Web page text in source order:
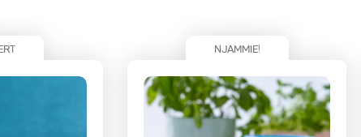
NJAMMIE!